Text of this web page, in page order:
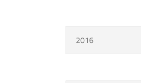
2016